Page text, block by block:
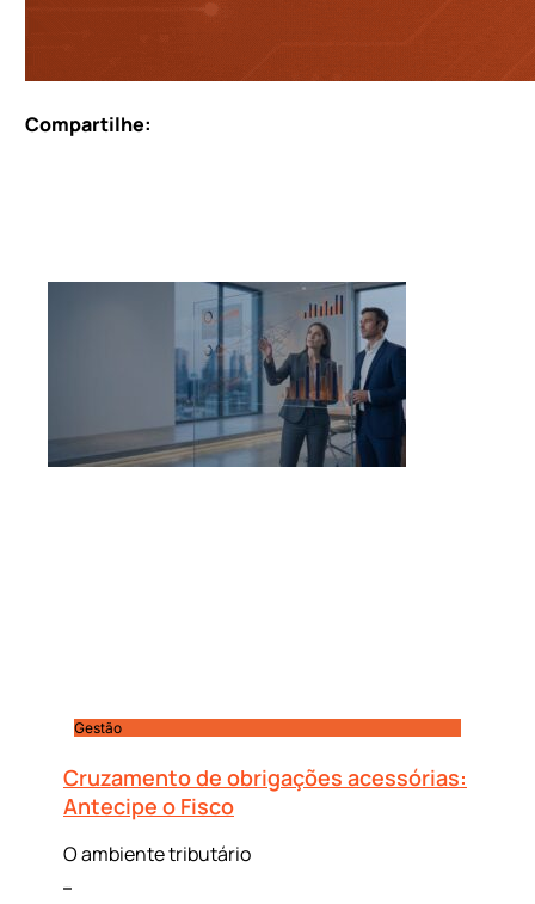
Compartilhe:
Gestão
Cruzamento de obrigações acessórias:
Antecipe o Fisco
O ambiente tributário